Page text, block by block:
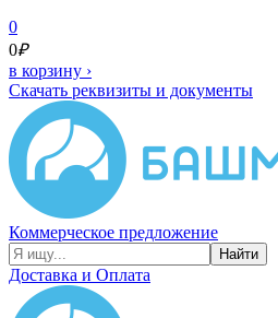
0
0₽
в корзину ›
Скачать реквизиты и документы
Коммерческое предложение
Найти
Доставка и Оплата